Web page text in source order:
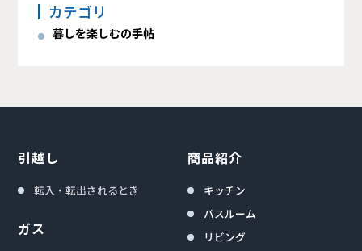
カテゴリ
暮しを楽しむの手帖
引越し
転入・転出されるとき
ガス
商品紹介
キッチン
バスルーム
リビング